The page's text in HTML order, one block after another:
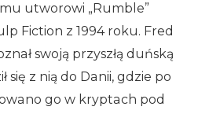
utworowi „Rumble”
Fiction z 1994 roku. Fred
swoją przyszłą duńską
się z nią do Danii, gdzie po
go w kryptach pod